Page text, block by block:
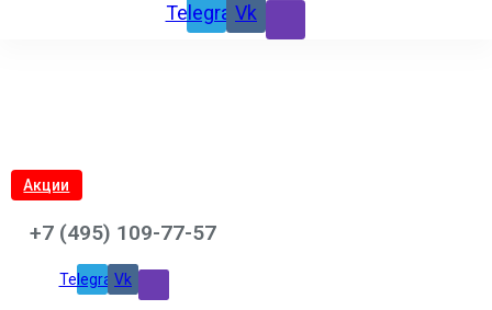
TelegramVk
Акции
+7 (495) 109-77-57
TelegramVk